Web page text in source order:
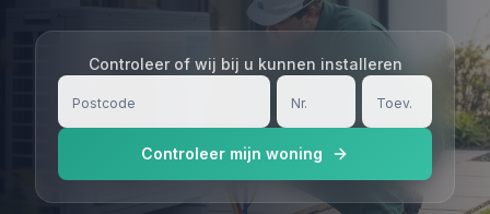
Controleer of wij bij u kunnen installeren
Controleer mijn woning